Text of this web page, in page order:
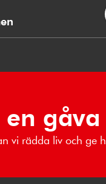
en gåva
vi rädda liv och ge